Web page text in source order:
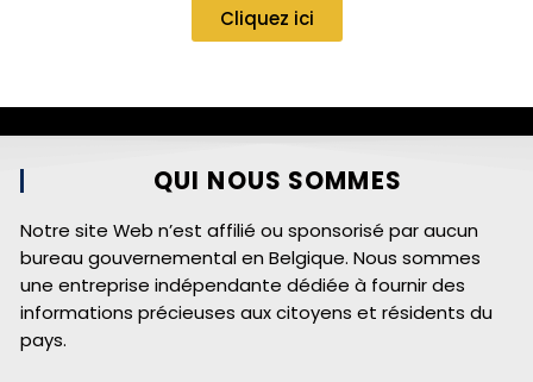
Cliquez ici
QUI NOUS SOMMES
Notre site Web n’est affilié ou sponsorisé par aucun
bureau gouvernemental en Belgique. Nous sommes
une entreprise indépendante dédiée à fournir des
informations précieuses aux citoyens et résidents du
pays.